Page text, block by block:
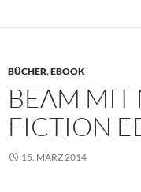
BÜCHER,EBOOK
BEAM MIT
FICTION
15. MÄRZ 2014